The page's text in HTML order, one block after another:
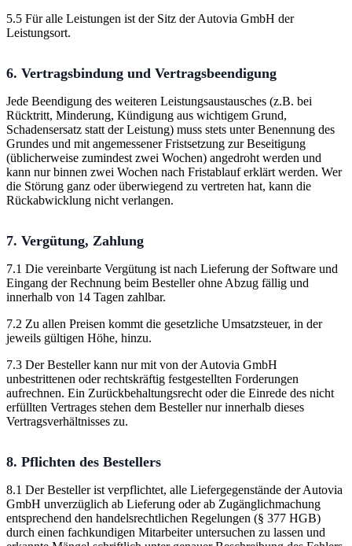
5.5 Für alle Leistungen ist der Sitz der Autovia GmbH der
Leistungsort.
6. Vertragsbindung und Vertragsbeendigung
Jede Beendigung des weiteren Leistungsaustausches (z.B. bei
Rücktritt, Minderung, Kündigung aus wichtigem Grund,
Schadensersatz statt der Leistung) muss stets unter Benennung des
Grundes und mit angemessener Fristsetzung zur Beseitigung
(üblicherweise zumindest zwei Wochen) angedroht werden und
kann nur binnen zwei Wochen nach Fristablauf erklärt werden. Wer
die Störung ganz oder überwiegend zu vertreten hat, kann die
Rückabwicklung nicht verlangen.
7. Vergütung, Zahlung
7.1 Die vereinbarte Vergütung ist nach Lieferung der Software und
Eingang der Rechnung beim Besteller ohne Abzug fällig und
innerhalb von 14 Tagen zahlbar.
7.2 Zu allen Preisen kommt die gesetzliche Umsatzsteuer, in der
jeweils gültigen Höhe, hinzu.
7.3 Der Besteller kann nur mit von der Autovia GmbH
unbestrittenen oder rechtskräftig festgestellten Forderungen
aufrechnen. Ein Zurückbehaltungsrecht oder die Einrede des nicht
erfüllten Vertrages stehen dem Besteller nur innerhalb dieses
Vertragsverhältnisses zu.
8. Pflichten des Bestellers
8.1 Der Besteller ist verpflichtet, alle Liefergegenstände der Autovia
GmbH unverzüglich ab Lieferung oder ab Zugänglichmachung
entsprechend den handelsrechtlichen Regelungen (§ 377 HGB)
durch einen fachkundigen Mitarbeiter untersuchen zu lassen und